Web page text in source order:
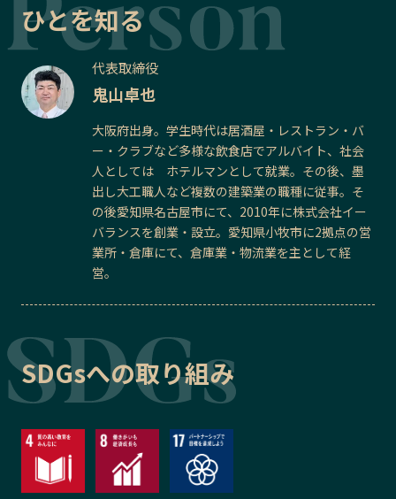
ひとを知る
代表取締役
鬼山卓也
大阪府出身。学生時代は居酒屋・レストラン・バ
ー・クラブなど多様な飲食店でアルバイト、社会
人としては ホテルマンとして就業。その後、墨
出し大工職人など複数の建築業の職種に従事。そ
の後愛知県名古屋市にて、2010年に株式会社イー
バランスを創業・設立。愛知県小牧市に2拠点の営
業所・倉庫にて、倉庫業・物流業を主として経
営。
SDGsへの取り組み